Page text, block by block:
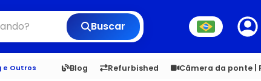
Buscar
Blog Refurbished Câmera da ponte |
6,050 5.22 1,900 1.00